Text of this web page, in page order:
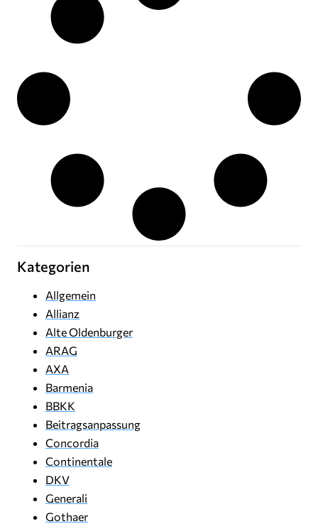
Kategorien
Allgemein
Allianz
Alte Oldenburger
ARAG
AXA
Barmenia
BBKK
Beitragsanpassung
Concordia
Continentale
DKV
Generali
Gothaer